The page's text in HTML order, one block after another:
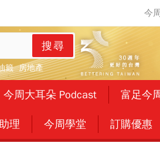
搜尋
籤 房地產
今周大耳朵 Podcast 富足今
理 今周學堂 訂購優惠